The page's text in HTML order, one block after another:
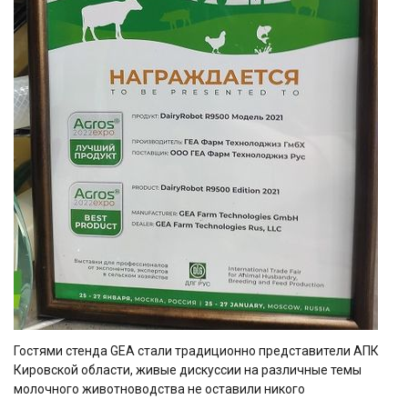
Гостями стенда GEA стали традиционно представители АПК
Кировской области, живые дискуссии на различные темы
молочного животноводства не оставили никого